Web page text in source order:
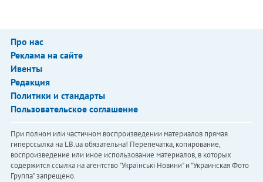
Про нас
Реклама на сайте
Ивенты
Редакция
Политики и стандарты
Пользовательское соглашение
При полном или частичном воспроизведении материалов прямая
гиперссылка на LB.ua обязательна! Перепечатка, копирование,
воспроизведение или иное использование материалов, в которых
содержится ссылка на агентство "Українськi Новини" и "Украинская Фото
Группа" запрещено.